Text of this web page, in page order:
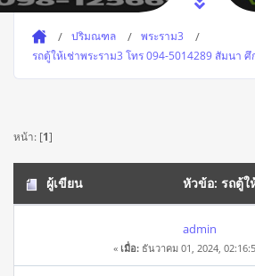
ปริมณฑล
พระราม3
รถตู้ให้เช่าพระราม3 โทร 094-5014289 สัมนา
หน้า: [1]
ผู้เขียน หัวข้อ: รถตู้ใ
094-5014289 สัมนา ศึกษาดูงาน (อ่าน
admin
« เมื่อ: ธันวาคม 01, 2024,